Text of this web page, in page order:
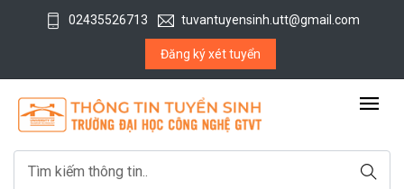
02435526713 tuvantuyensinh.utt@gmail.com
Đăng ký xét tuyển